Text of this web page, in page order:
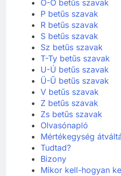
Ö-Ő betűs szavak
P betűs szavak
R betűs szavak
S betűs szavak
Sz betűs szavak
T-Ty betűs szavak
U-Ú betűs szavak
Ü-Ű betűs szavak
V betűs szavak
Z betűs szavak
Zs betűs szavak
Olvasónapló
Mértékegység
Tudtad?
Bizony
Mikor kell-hogyan